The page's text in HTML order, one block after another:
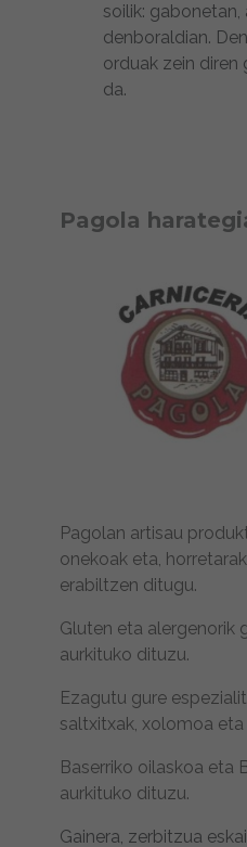
soilik:
denboraldian.
orduak zein
da.
Pagola
Pagolan artisau
onekoak eta,
erabiltzen ditugu.
Gluten eta alergenorik
aurkituko dituzu.
Ezagutu gure
saltxitxak, xolomoa
Baserriko oilaskoa eta
aurkituko dituzu.
Gainera, zerbitzua